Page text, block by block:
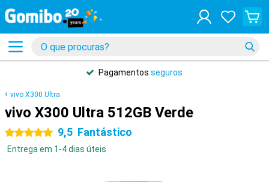
Pagamentos seguros
vivo X300 Ultra
vivo X300 Ultra 512GB Verde
5 estrelas 9,5 Fantástico
Entrega em 1-4 dias úteis